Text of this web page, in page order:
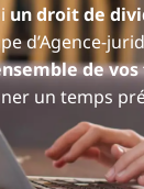
un droit de
d’Agence-
de
un temps